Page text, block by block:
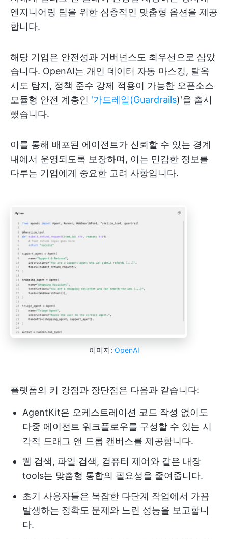
엔지니어링 팀을 위한 심층적인 맞춤형 옵션을 제공
합니다.
해당 기업은 안전성과 거버넌스도 최우선으로 삼았
습니다. OpenAI는 개인 데이터 자동 마스킹, 탈옥
시도 탐지, 정책 준수 강제 적용이 가능한 오픈소스
모듈형 안전 계층인 '가드레일(Guardrails)'을 출시
했습니다.
이를 통해 배포된 에이전트가 신뢰할 수 있는 경계
내에서 운영되도록 보장하며, 이는 민감한 정보를
다루는 기업에게 중요한 고려 사항입니다.
이미지: OpenAI
플랫폼의 키 강점과 장단점은 다음과 같습니다:
AgentKit은 오케스트레이션 코드 작성 없이도
다중 에이전트 워크플로우를 구성할 수 있는 시
각적 드래그 앤 드롭 캔버스를 제공합니다.
웹 검색, 파일 검색, 컴퓨터 제어와 같은 내장
tools는 맞춤형 통합의 필요성을 줄여줍니다.
초기 사용자들은 복잡한 다단계 작업에서 가끔
발생하는 정확도 문제와 느린 성능을 보고합니
다.